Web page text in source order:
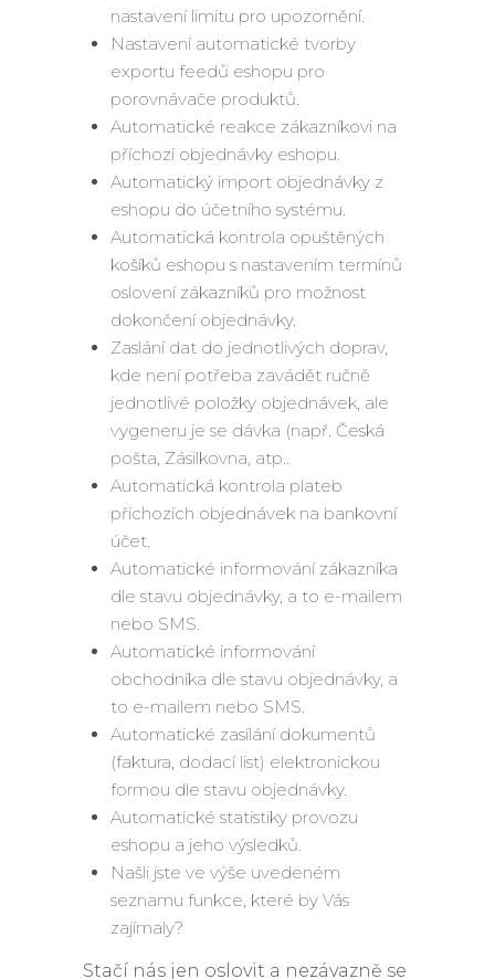
nastavení limitu pro upozornění.
Nastavení automatické tvorby
exportu feedů eshopu pro
porovnávače produktů.
Automatické reakce zákazníkovi na
příchozí objednávky eshopu.
Automatický import objednávky z
eshopu do účetního systému.
Automatická kontrola opuštěných
košíků eshopu s nastavením termínů
oslovení zákazníků pro možnost
dokončení objednávky.
Zaslání dat do jednotlivých doprav,
kde není potřeba zavádět ručně
jednotlivé položky objednávek, ale
vygeneru je se dávka (např. Česká
pošta, Zásilkovna, atp..
Automatická kontrola plateb
příchozích objednávek na bankovní
účet.
Automatické informování zákazníka
dle stavu objednávky, a to e-mailem
nebo SMS.
Automatické informování
obchodníka dle stavu objednávky, a
to e-mailem nebo SMS.
Automatické zasílání dokumentů
(faktura, dodací list) elektronickou
formou dle stavu objednávky.
Automatické statistiky provozu
eshopu a jeho výsledků.
Našli jste ve výše uvedeném
seznamu funkce, které by Vás
zajímaly?
Stačí nás jen oslovit a nezávazně se